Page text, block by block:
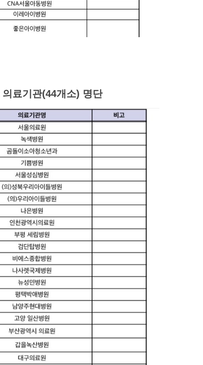
료기관(44개소) 명단